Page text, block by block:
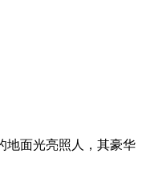
地面光亮照人，其豪华